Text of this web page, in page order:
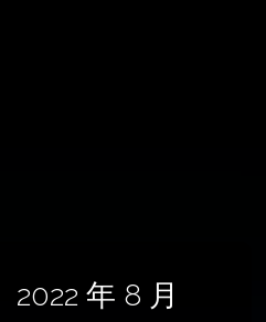
2022 年 8 月